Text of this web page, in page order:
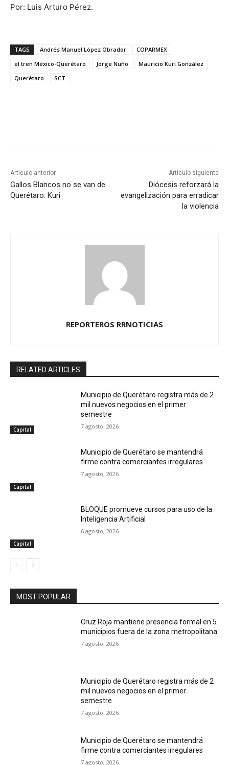
Por: Luis Arturo Pérez.
TAGS Andrés Manuel López Obrador
COPARMEX
el tren México-Querétaro
Jorge Nuño
Mauricio Kuri González
Querétaro
SCT
Artículo anterior
Gallos Blancos no se van de
Querétaro: Kuri
Artículo siguiente
Diócesis reforzará la
evangelización para erradicar
la violencia
REPORTEROS RRNOTICIAS
RELATED ARTICLES
Capital
Municipio de Querétaro registra más de 2
mil nuevos negocios en el primer
semestre
7 agosto, 2026
Capital
Municipio de Querétaro se mantendrá
firme contra comerciantes irregulares
7 agosto, 2026
Capital
BLOQUE promueve cursos para uso de la
Inteligencia Artificial
6 agosto, 2026
MOST POPULAR
Cruz Roja mantiene presencia formal en 5
municipios fuera de la zona metropolitana
7 agosto, 2026
Municipio de Querétaro registra más de 2
mil nuevos negocios en el primer
semestre
7 agosto, 2026
Municipio de Querétaro se mantendrá
firme contra comerciantes irregulares
7 agosto, 2026